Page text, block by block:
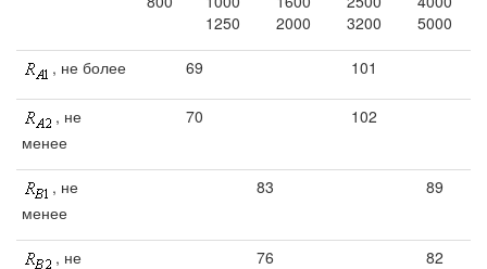
1250
2000
3200
5000
, не более 69 101
, не
менее
70 102
, не
менее
83 89
, не
76 82